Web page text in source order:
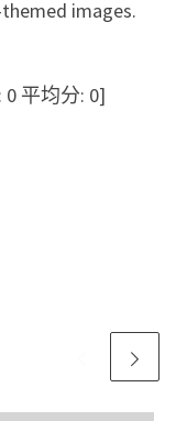
images.
0 平均分: 0]